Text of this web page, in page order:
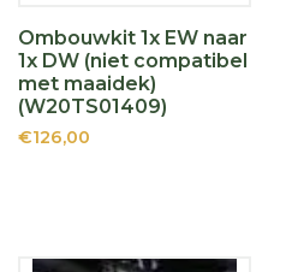
Ombouwkit 1x EW naar
1x DW (niet compatibel
met maaidek)
(W20TS01409)
€126,00